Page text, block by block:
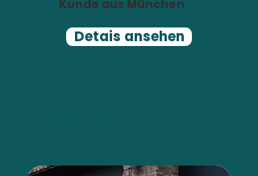
Kunde aus München
Detais ansehen